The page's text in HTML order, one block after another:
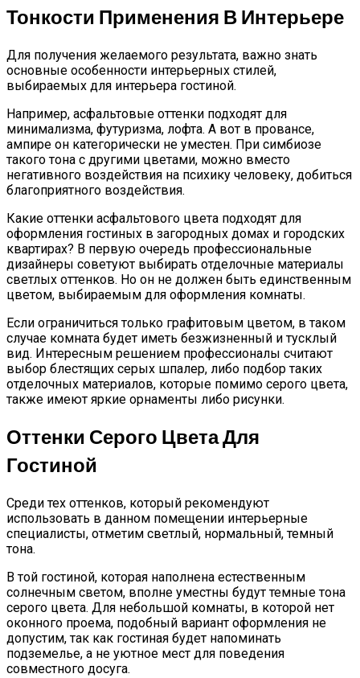
Тонкости Применения В Интерьере
Для получения желаемого результата, важно знать
основные особенности интерьерных стилей,
выбираемых для интерьера гостиной.
Например, асфальтовые оттенки подходят для
минимализма, футуризма, лофта. А вот в провансе,
ампире он категорически не уместен. При симбиозе
такого тона с другими цветами, можно вместо
негативного воздействия на психику человеку, добиться
благоприятного воздействия.
Какие оттенки асфальтового цвета подходят для
оформления гостиных в загородных домах и городских
квартирах? В первую очередь профессиональные
дизайнеры советуют выбирать отделочные материалы
светлых оттенков. Но он не должен быть единственным
цветом, выбираемым для оформления комнаты.
Если ограничиться только графитовым цветом, в таком
случае комната будет иметь безжизненный и тусклый
вид. Интересным решением профессионалы считают
выбор блестящих серых шпалер, либо подбор таких
отделочных материалов, которые помимо серого цвета,
также имеют яркие орнаменты либо рисунки.
Оттенки Серого Цвета Для
Гостиной
Среди тех оттенков, который рекомендуют
использовать в данном помещении интерьерные
специалисты, отметим светлый, нормальный, темный
тона.
В той гостиной, которая наполнена естественным
солнечным светом, вполне уместны будут темные тона
серого цвета. Для небольшой комнаты, в которой нет
оконного проема, подобный вариант оформления не
допустим, так как гостиная будет напоминать
подземелье, а не уютное мест для поведения
совместного досуга.